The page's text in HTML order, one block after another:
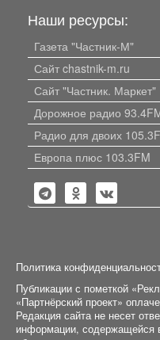
Наши ресурсы:
Газета "Частник-М"
Сайт chastnik-m.ru
Сайт "Частник. Маркет"
Дорожное радио
Радио для двоих
Европа плюс 103.3FM
Политика
Публикации с пометкой
«Партнёрский проект»
Редакция сайта не несет
информации, содержащейся